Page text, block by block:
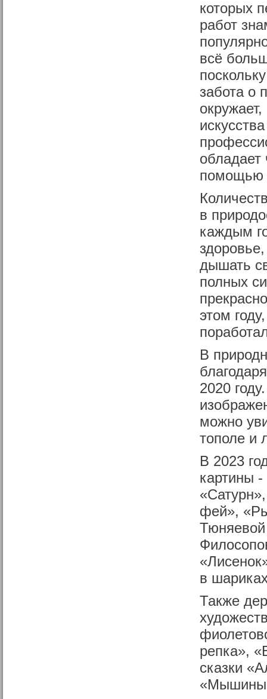
которых
работ
всё
забота о
обладает
помощью
в
каждым
дышать
полных
этом
В
2020
можно
тополе и
В 2023
картины
фей»,
в
Также
репка»,
сказки